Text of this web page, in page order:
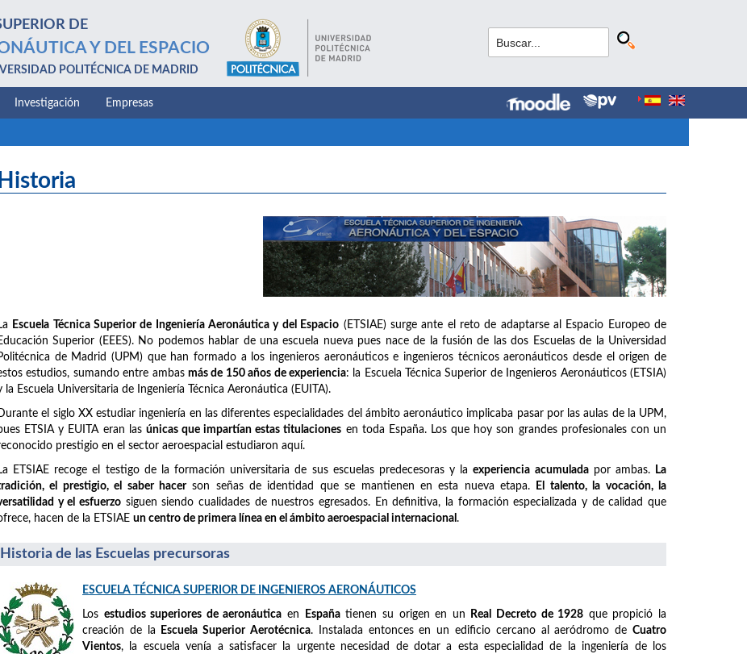
DE
Y DEL ESPACIO
POLITÉCNICA DE MADRID
Investigación Empresas
Historia
Escuela Técnica Superior de Ingeniería Aeronáutica y del Espacio (ETSIAE) surge ante el reto de adaptarse al Espacio Europeo de
Superior (EEES). No podemos hablar de una escuela nueva pues nace de la fusión de las dos Escuelas de la Universidad
de Madrid (UPM) que han formado a los ingenieros aeronáuticos e ingenieros técnicos aeronáuticos desde el origen de
estudios, sumando entre ambas más de 150 años de experiencia: la Escuela Técnica Superior de Ingenieros Aeronáuticos (ETSIA)
la Escuela Universitaria de Ingeniería Técnica Aeronáutica (EUITA).
el siglo XX estudiar ingeniería en las diferentes especialidades del ámbito aeronáutico implicaba pasar por las aulas de la UPM,
ETSIA y EUITA eran las únicas que impartían estas titulaciones en toda España. Los que hoy son grandes profesionales con un
prestigio en el sector aeroespacial estudiaron aquí.
ETSIAE recoge el testigo de la formación universitaria de sus escuelas predecesoras y laexperiencia acumuladapor ambas.
La
el prestigio, el saber hacerson señas de identidad que se mantienen en esta nueva etapa.
El talento, la vocación, la
y el esfuerzo siguen siendo cualidades de nuestros egresados. En definitiva, la formación especializada y de calidad que
hacen de la ETSIAE un centro de primera línea en el ámbito aeroespacial internacional .
Historia de las Escuelas precursoras
ESCUELA TÉCNICA SUPERIOR DE INGENIEROS AERONÁUTICOS
Los estudios superiores de aeronáutica en Españatienen su origen en un Real Decreto de 1928 que propició la
creación de la
Escuela Superior Aerotécnica. Instalada entonces en un edificio cercano al aeródromo deCuatro
Vientos, la escuela venía a satisfacer la urgente necesidad de dotar a esta especialidad de la ingeniería de los